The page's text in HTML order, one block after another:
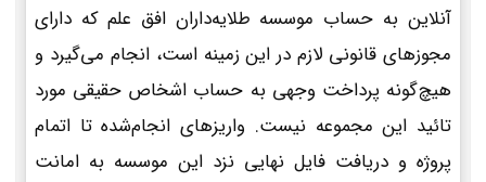
آنلاین به حساب موسسه طلایه‌داران افق علم که دارای
مجوزهای قانونی لازم در این زمینه است، انجام می‌گیرد و
هیچ‌گونه پرداخت وجهی به حساب اشخاص حقیقی مورد
تائید این مجموعه نیست. واریزهای انجام‌شده تا اتمام
پروژه و دریافت فایل نهایی نزد این موسسه به امانت